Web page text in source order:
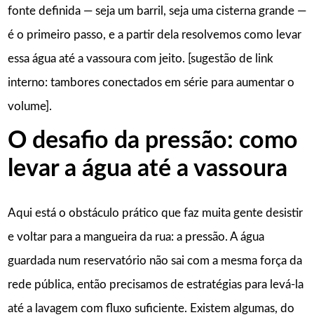
fonte definida — seja um barril, seja uma cisterna grande —
é o primeiro passo, e a partir dela resolvemos como levar
essa água até a vassoura com jeito. [sugestão de link
interno: tambores conectados em série para aumentar o
volume].
O desafio da pressão: como
levar a água até a vassoura
Aqui está o obstáculo prático que faz muita gente desistir
e voltar para a mangueira da rua: a pressão. A água
guardada num reservatório não sai com a mesma força da
rede pública, então precisamos de estratégias para levá-la
até a lavagem com fluxo suficiente. Existem algumas, do